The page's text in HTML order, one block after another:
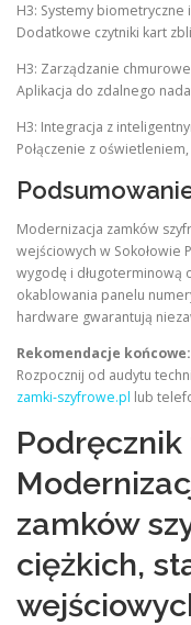
H3: Systemy biometryczne i
Dodatkowe czytniki kart
H3: Zarządzanie chmurowe
Aplikacja do zdalnego
H3: Integracja z
Połączenie z
Modernizacja zamków
wejściowych w Sokołowie
wygodę i długoterminową
okablowania panelu
hardware gwarantują
Rekomendacje końcowe:
Rozpocznij od audytu
zamki-szyfrowe.pl lub
zamków
ciężkich,